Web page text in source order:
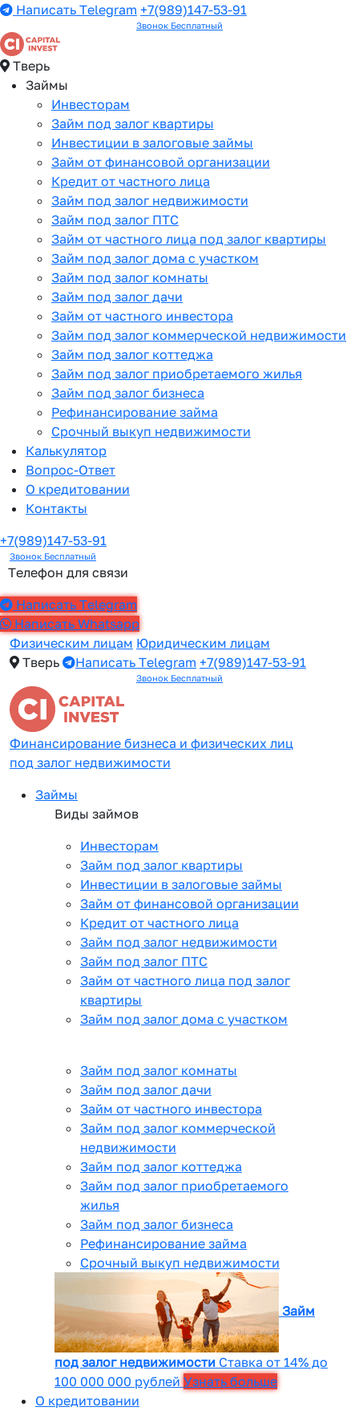
Написать Telegram +7(989)147-53-91
Звонок Бесплатный
Тверь
Займы
Инвесторам
Займ под залог квартиры
Инвестиции в залоговые займы
Займ от финансовой организации
Кредит от частного лица
Займ под залог недвижимости
Займ под залог ПТС
Займ от частного лица под залог квартиры
Займ под залог дома с участком
Займ под залог комнаты
Займ под залог дачи
Займ от частного инвестора
Займ под залог коммерческой недвижимости
Займ под залог коттеджа
Займ под залог приобретаемого жилья
Займ под залог бизнеса
Рефинансирование займа
Срочный выкуп недвижимости
Калькулятор
Вопрос-Ответ
О кредитовании
Контакты
+7(989)147-53-91
Звонок Бесплатный
Телефон для связи
Написать Telegram
Написать Whatsapp
Физическим лицам Юридическим лицам
Тверь
Написать Telegram +7(989)147-53-91
Звонок Бесплатный
Финансирование бизнеса и физических лиц
под залог недвижимости
Займы
Виды займов
Инвесторам
Займ под залог квартиры
Инвестиции в залоговые займы
Займ от финансовой организации
Кредит от частного лица
Займ под залог недвижимости
Займ под залог ПТС
Займ от частного лица под залог
квартиры
Займ под залог дома с участком
Займ под залог комнаты
Займ под залог дачи
Займ от частного инвестора
Займ под залог коммерческой
недвижимости
Займ под залог коттеджа
Займ под залог приобретаемого
жилья
Займ под залог бизнеса
Рефинансирование займа
Срочный выкуп недвижимости
Займ
под залог недвижимости Ставка от 14% до
100 000 000 рублей Узнать больше
О кредитовании